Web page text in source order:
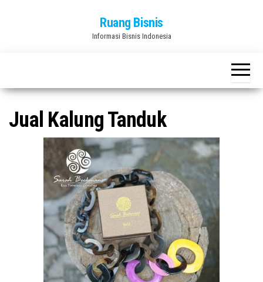
Ruang Bisnis
Informasi Bisnis Indonesia
Jual Kalung Tanduk